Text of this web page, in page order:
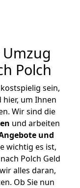
Polch
sein,
um Ihnen
Wir sind die
und arbeiten
und
wichtig es ist,
Polch Geld
alles daran,
Ob Sie nun